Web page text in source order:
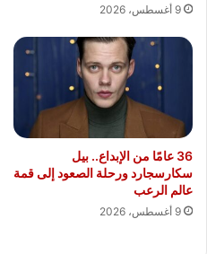
9 أغسطس، 2026
36 عامًا من الإبداع.. بيل
سكارسجارد ورحلة الصعود إلى قمة
عالم الرعب
9 أغسطس، 2026